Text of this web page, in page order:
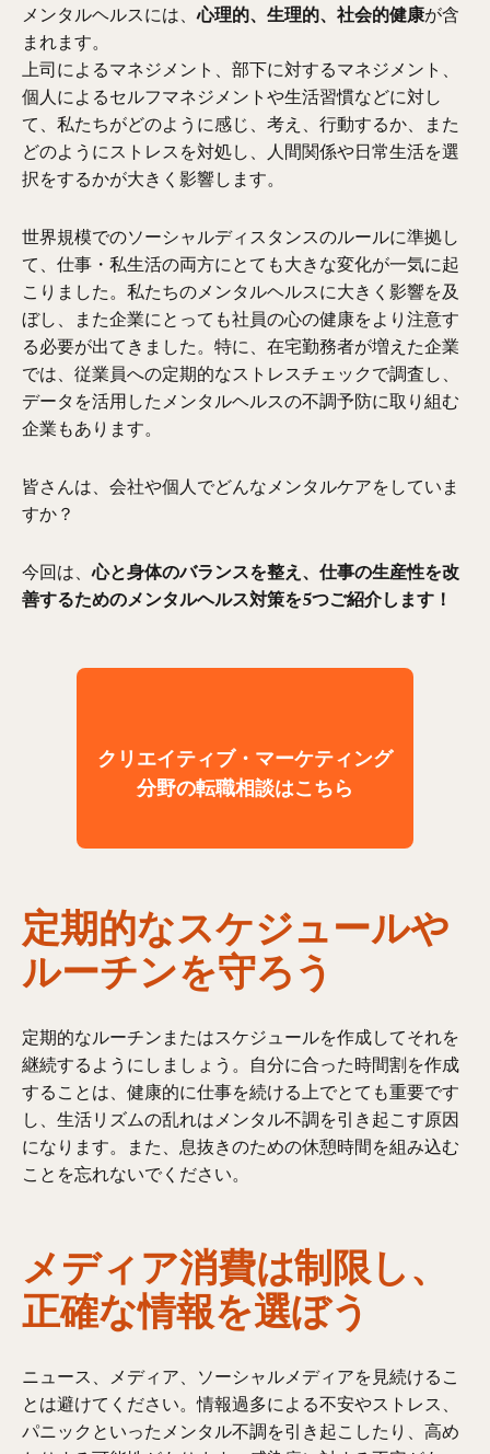
メンタルヘルスには、心理的、生理的、社会的健康が含
まれます。
上司によるマネジメント、部下に対するマネジメント、
個人によるセルフマネジメントや生活習慣などに対し
て、私たちがどのように感じ、考え、行動するか、また
どのようにストレスを対処し、人間関係や日常生活を選
択をするかが大きく影響します。
世界規模でのソーシャルディスタンスのルールに準拠し
て、仕事・私生活の両方にとても大きな変化が一気に起
こりました。私たちのメンタルヘルスに大きく影響を及
ぼし、また企業にとっても社員の心の健康をより注意す
る必要が出てきました。特に、在宅勤務者が増えた企業
では、従業員への定期的なストレスチェックで調査し、
データを活用したメンタルヘルスの不調予防に取り組む
企業もあります。
皆さんは、会社や個人でどんなメンタルケアをしていま
すか？
今回は、心と身体のバランスを整え、仕事の生産性を改
善するためのメンタルヘルス対策を5つご紹介します！
クリエイティブ・マーケティング
分野の転職相談はこちら
定期的なスケジュールや
ルーチンを守ろう
定期的なルーチンまたはスケジュールを作成してそれを
継続するようにしましょう。自分に合った時間割を作成
することは、健康的に仕事を続ける上でとても重要です
し、生活リズムの乱れはメンタル不調を引き起こす原因
になります。また、息抜きのための休憩時間を組み込む
ことを忘れないでください。
メディア消費は制限し、
正確な情報を選ぼう
ニュース、メディア、ソーシャルメディアを見続けるこ
とは避けてください。情報過多による不安やストレス、
パニックといったメンタル不調を引き起こしたり、高め